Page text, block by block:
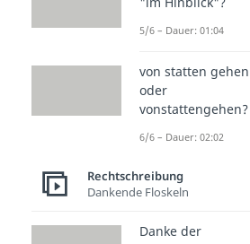
5/6 – Dauer: 01:04
von statten gehen
oder
vonstattengehen?
6/6 – Dauer: 02:02
Rechtschreibung
Dankende Floskeln
Danke der